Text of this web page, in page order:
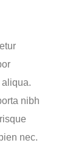
nibh
nec.